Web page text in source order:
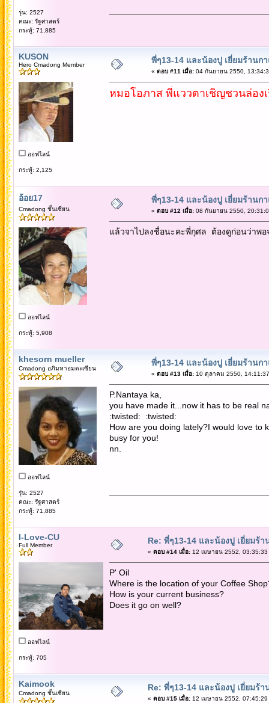
รุ่น: 2527
คณะ: รัฐศาสตร์
กระทู้: 71,885
KUSON
Hero Cmadong Member
ออฟไลน์
กระทู้: 2,125
พี่ๆ13-14 และน้องปู เยี่ยมร้านก
« ตอบ #11 เมื่อ:04 กันยายน 2550,
หมอโอภาส พี่แววตาเชิญชวนล่อง
อ้อย17
Cmadong ชั้นเซียน
ออฟไลน์
กระทู้: 5,908
พี่ๆ13-14 และน้องปู เยี่ยมร้านก
« ตอบ #12 เมื่อ:08 กันยายน 2550,
แล้วจาไปลงชื่อนะคะพี่กุศล ต้องดูก่อนว่าพอ
khesorn mueller
Cmadong อภิมหาอมตะเซียน
ออฟไลน์
รุ่น: 2527
คณะ: รัฐศาสตร์
กระทู้: 71,885
พี่ๆ13-14 และน้องปู เยี่ยมร้านก
« ตอบ #13 เมื่อ:10 ตุลาคม 2550,
P.Nantaya ka,
you have made it...now it has to be real
:twisted: :twisted:
How are you doing lately?I would love to
busy for you!
nn.
I-Love-CU
Full Member
ออฟไลน์
กระทู้: 705
Re: พี่ๆ13-14 และน้องปู เยี่ยมร้า
« ตอบ #14 เมื่อ:12 เมษายน 2552, 03:35:33
P' Oil
Where is the location of your Coffee
How is your current business?
Does it go on well?
Kaimook
Cmadong ชั้นเซียน
Re: พี่ๆ13-14 และน้องปู เยี่ยมร้า
« ตอบ #15 เมื่อ:12 เมษายน 2552, 07:45:29